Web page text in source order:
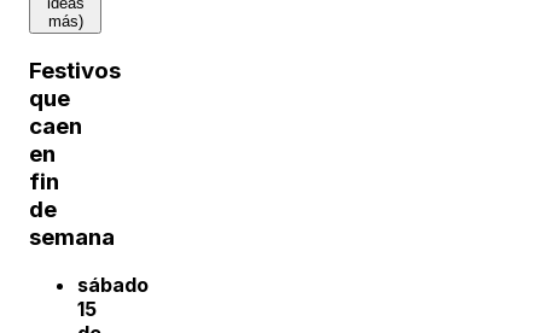
más)
Festivos
que
caen
en
fin
de
semana
sábado
15